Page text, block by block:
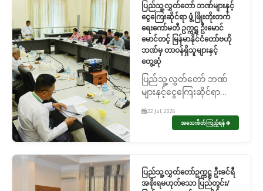
ပြည်သူ့လွှတ်တော် ဘဏ်များနှင့်
ငွေကြေးဆိုင်ရာ ဖွံ့ဖြိုးတိုးတက်
ရေးကော်မတီ ဥက္ကဋ္ဌ ဦးမောင်
မောင်တင့် မြန်မာနိုင်ငံတော်ဗဟို
ဘဏ်မှ တာဝန်ရှိသူများနှင့်
တွေ့ဆုံ
ပြည်သူ့လွှတ်တော် ဘဏ်
များနှင့်ငွေကြေးဆိုင်ရာ
ဥက္ကဋ္ဌ ဦးမောင်မောင်တင့်
မြန်မာနိုင်ငံတော်ဗဟိုဘဏ်မှ
22 Jul, 2026
အသေးစိတ်ကြည့်ရန်
ပြည်သူ့လွှတ်တော်ဥက္ကဋ္ဌ ဦးခင်ရီ
အစိုးရမဟုတ်သော ပြည်တွင်း/